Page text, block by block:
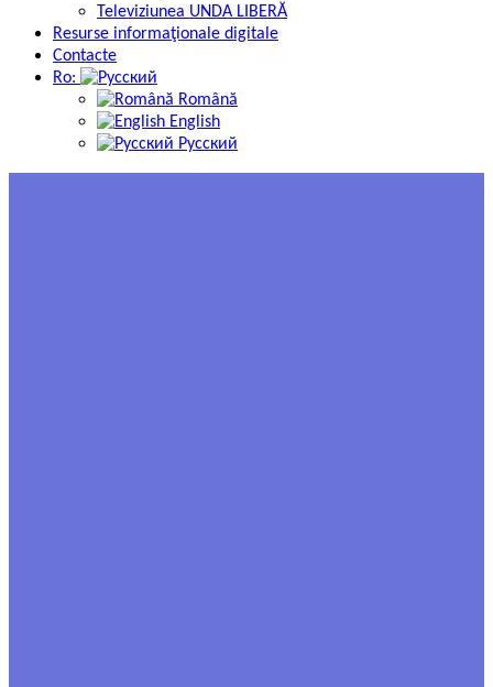
Televiziunea UNDA LIBERĂ
Resurse informaţionale digitale
Contacte
Ro:
Română
English
Русский